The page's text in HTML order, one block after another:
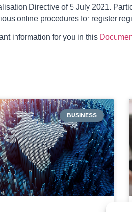
Directive of 5 July 2021.
online procedures for register
information for you in this
BUSINESS